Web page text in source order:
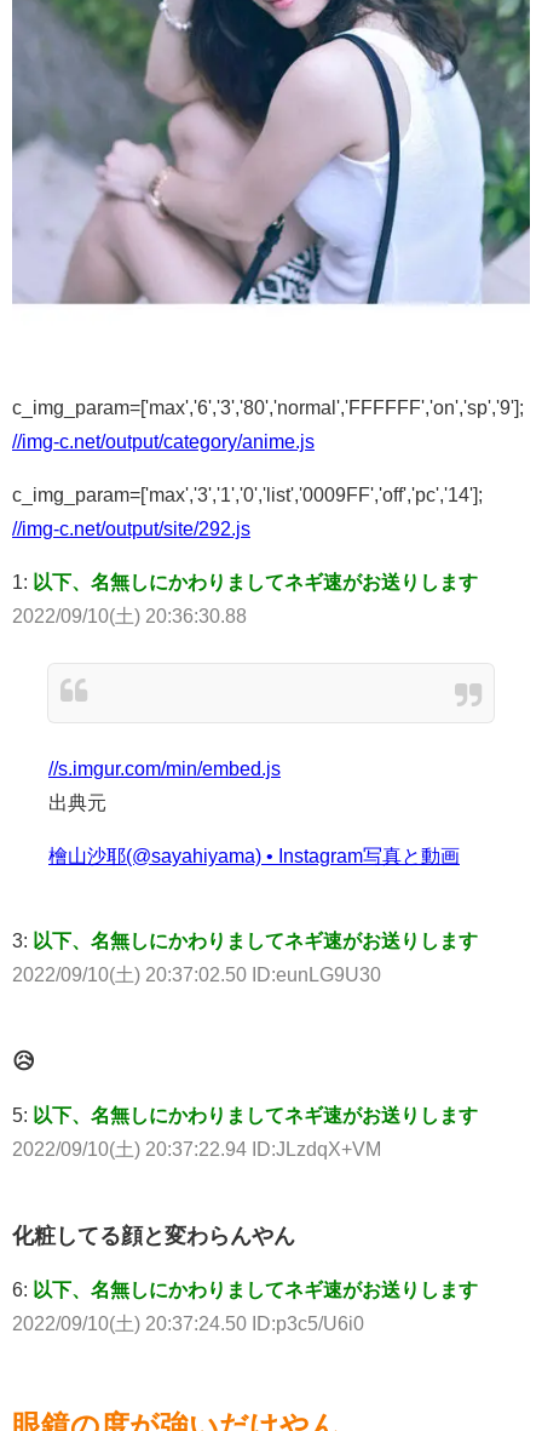
c_img_param=['max','6','3','80','normal','FFFFFF','on','sp','9'];
//img-c.net/output/category/anime.js
c_img_param=['max','3','1','0','list','0009FF','off','pc','14'];
//img-c.net/output/site/292.js
1: 以下、名無しにかわりましてネギ速がお送りします
2022/09/10(土) 20:36:30.88
//s.imgur.com/min/embed.js
出典元
檜山沙耶(@sayahiyama) • Instagram写真と動画
3: 以下、名無しにかわりましてネギ速がお送りします
2022/09/10(土) 20:37:02.50 ID:eunLG9U30
😥
5: 以下、名無しにかわりましてネギ速がお送りします
2022/09/10(土) 20:37:22.94 ID:JLzdqX+VM
化粧してる顔と変わらんやん
6: 以下、名無しにかわりましてネギ速がお送りします
2022/09/10(土) 20:37:24.50 ID:p3c5/U6i0